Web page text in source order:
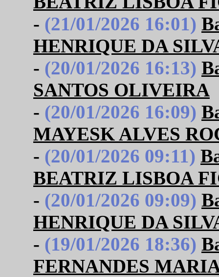
- (21/01/2026 16:01)
HENRIQUE DA
- (20/01/2026 16:13)
SANTOS OLIVEIRA
- (20/01/2026 16:09)
MAYESK ALVES
- (20/01/2026 09:11)
BEATRIZ LISBOA
- (20/01/2026 09:09)
HENRIQUE DA
- (19/01/2026 18:36)
FERNANDES